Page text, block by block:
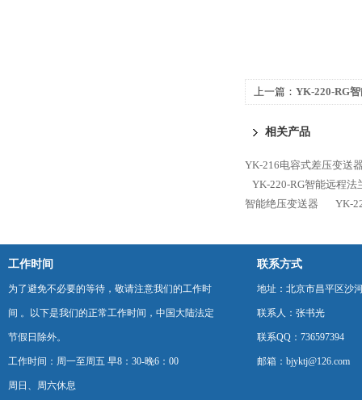
上一篇： YK-220-RG
相关产品
YK-216电容式差压变送
YK-220-RG智能远程
智能绝压变送器
YK-
工作时间
为了避免不必要的等待，敬请注意我们的工作时
间 。以下是我们的正常工作时间，中国大陆法定
节假日除外。
工作时间：周一至周五 早8：30-晚6：00
周日、周六休息
联系方式
地址：北京市昌平区沙
联系人：张书光
联系QQ：736597394
邮箱：bjyktj@126.com